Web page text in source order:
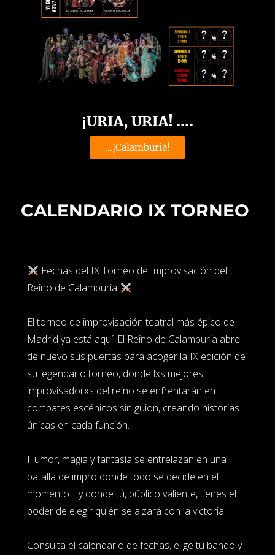
¡URIA, URIA! ....
...¡Calamburia!
CALENDARIO IX TORNEO
Fechas del IX Torneo de Improvisación del
Reino de Calamburia
El torneo de improvisación teatral más épico de
Madrid ya está aquí. El Reino de Calamburia abre
de nuevo sus puertas para acoger la IX edición de
su legendario torneo, donde lxs mejores
improvisadorxs del reino se enfrentarán en
combates escénicos sin guion, creando historias
únicas en cada función.
Humor, magia y fantasía se entrelazan en una
batalla de impro donde todo se decide en el
momento… y donde tú, público valiente, tienes el
poder de elegir quién se alzará con la victoria.
Consulta el calendario de fechas, elige tu bando y